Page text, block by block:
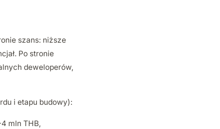
szans: niższe
Po stronie
deweloperów,
i etapu budowy):
mln THB,